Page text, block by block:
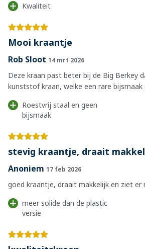
Kwaliteit
Mooi kraantje
Rob Sloot 14 mrt 2026
Deze kraan past beter bij de Big Berkey
kunststof kraan, welke een rare bijsmaak
Roestvrij staal en geen
bijsmaak
stevig kraantje, draait
Anoniem 17 feb 2026
goed kraantje, draait makkelijk en ziet er
meer solide dan de plastic
versie